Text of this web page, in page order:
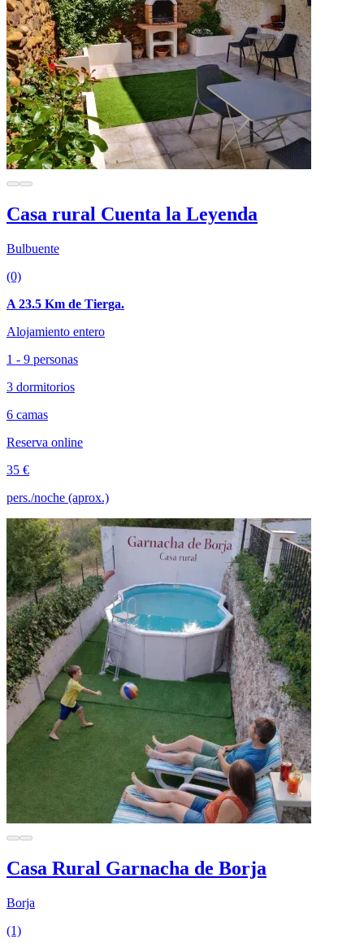
Casa rural Cuenta la Leyenda
Bulbuente
(0)
A 23.5 Km de Tierga.
Alojamiento entero
1 - 9 personas
3 dormitorios
6 camas
Reserva online
35 €
pers./noche (aprox.)
Casa Rural Garnacha de Borja
Borja
(1)